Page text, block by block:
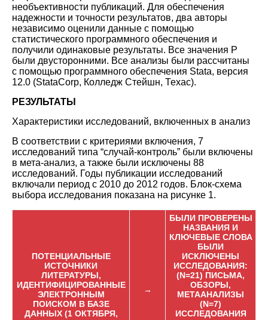
необъективности публикаций. Для обеспечения
надежности и точности результатов, два авторы
независимо оценили данные с помощью
статистического программного обеспечения и
получили одинаковые результаты. Все значения P
были двусторонними. Все анализы были рассчитаны
с помощью программного обеспечения Stata, версия
12.0 (StataCorp, Колледж Стейшн, Техас).
РЕЗУЛЬТАТЫ
Характеристики исследований, включенных в анализ
В соответствии с критериями включения, 7
исследований типа “случай-контроль” были включены
в мета-анализ, а также были исключены 88
исследований. Годы публикации исследований
включали период с 2010 до 2012 годов. Блок-схема
выбора исследования показана на рисунке 1.
ПОТЕНЦИАЛЬНЫЕ
ИСТОЧНИКИ
ЛИТЕРАТУРЫ,
ИДЕНТИФИЦИРОВАННЫЕ
ЭЛЕКТРОННЫМ
ПОИСКОМ В БАЗЕ
ДАННЫХ (1 ОКТЯБРЯ,
→
БЫЛИ ПРОВЕРЕНЫ
НАЗВАНИЯ И
КЛЮЧЕВЫЕ СЛОВА
БЫЛИ
ИСКЛЮЧЕНЫ
ИССЛЕДОВАНИЯ:
(N=21) ПИСЬМА,
ОБЗОРЫ,
МЕТААНАЛИЗЫ
(N=7)
ИССЛЕДОВАНИЯ